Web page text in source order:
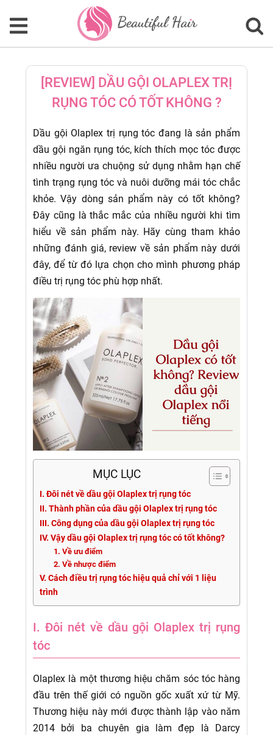
[REVIEW] DẦU GỘI OLAPLEX TRỊ
RỤNG TÓC CÓ TỐT KHÔNG ?
Dầu gội Olaplex trị rụng tóc đang là sản phẩm
dầu gội ngăn rụng tóc, kích thích mọc tóc được
nhiều người ưa chuộng sử dụng nhằm hạn chế
tình trạng rụng tóc và nuôi dưỡng mái tóc chắc
khỏe. Vậy dòng sản phẩm này có tốt không?
Đây cũng là thắc mắc của nhiều người khi tìm
hiểu về sản phẩm này. Hãy cùng tham khảo
những đánh giá, review về sản phẩm này dưới
đây, để từ đó lựa chọn cho mình phương pháp
điều trị rụng tóc phù hợp nhất.
MỤC LỤC
I. Đôi nét về dầu gội Olaplex trị rụng tóc
II. Thành phần của dầu gội Olaplex trị rụng tóc
III. Công dụng của dầu gội Olaplex trị rụng tóc
IV. Vậy dầu gội Olaplex trị rụng tóc có tốt không?
1. Về ưu điểm
2. Về nhược điểm
V. Cách điều trị rụng tóc hiệu quả chỉ với 1 liệu
trình
I. Đôi nét về dầu gội Olaplex trị rụng
tóc
Olaplex là một thương hiệu chăm sóc tóc hàng
đầu trên thế giới có nguồn gốc xuất xứ từ Mỹ.
Thương hiệu này mới được thành lập vào năm
2014 bởi ba chuyên gia làm đẹp là Darcy